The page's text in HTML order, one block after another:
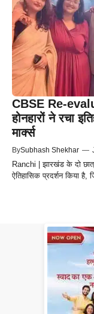
CBSE Re-
होनहारों ने रचा
मार्क्स
BySubhash Shekhar —
Ranchi | झारखंड के दो
ऐतिहासिक प्रदर्शन किया